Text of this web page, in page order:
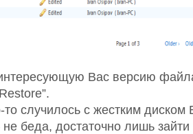
Вас версию
то случилось с жестким
не беда, достаточно лишь